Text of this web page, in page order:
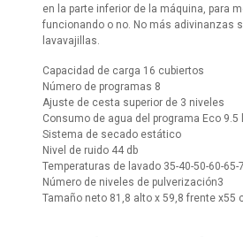
en la parte inferior de la máquina, para
funcionando o no. No más adivinanzas
lavavajillas.
Capacidad de carga 16 cubiertos
Número de programas 8
Ajuste de cesta superior de 3 niveles
Consumo de agua del programa Eco 9.5
Sistema de secado estático
Nivel de ruido 44 db
Temperaturas de lavado 35-40-50-60-65-
Número de niveles de pulverización3
Tamaño neto 81,8 alto x 59,8 frente x55